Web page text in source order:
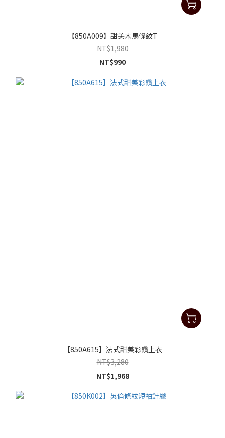
【850A009】甜美木馬條紋T
NT$1,980
NT$990
【850A615】法式甜美彩鑽上衣
NT$3,280
NT$1,968